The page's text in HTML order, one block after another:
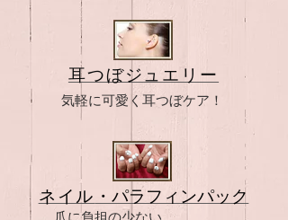
耳つぼジュエリー
気軽に可愛く耳つぼケア！
ネイル・パラフィンパック